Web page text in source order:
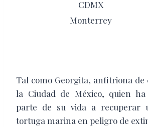
CDMX
Monterrey
Tal como Georgita, anfitriona de
la Ciudad de México, quien ha
parte de su vida a recuperar
tortuga marina en peligro de